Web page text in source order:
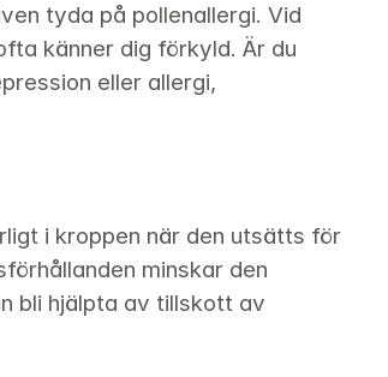
tyda på pollenallergi. Vid
känner dig förkyld. Är du
eller allergi,
i kroppen när den utsätts för
minskar den
bli hjälpta av tillskott av